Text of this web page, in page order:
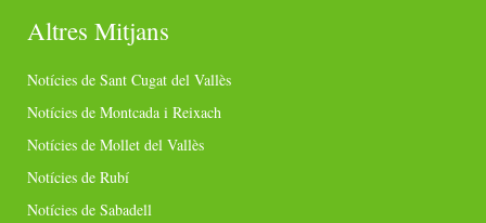
Altres Mitjans
Notícies de Sant Cugat del Vallès
Notícies de Montcada i Reixach
Notícies de Mollet del Vallès
Notícies de Rubí
Notícies de Sabadell